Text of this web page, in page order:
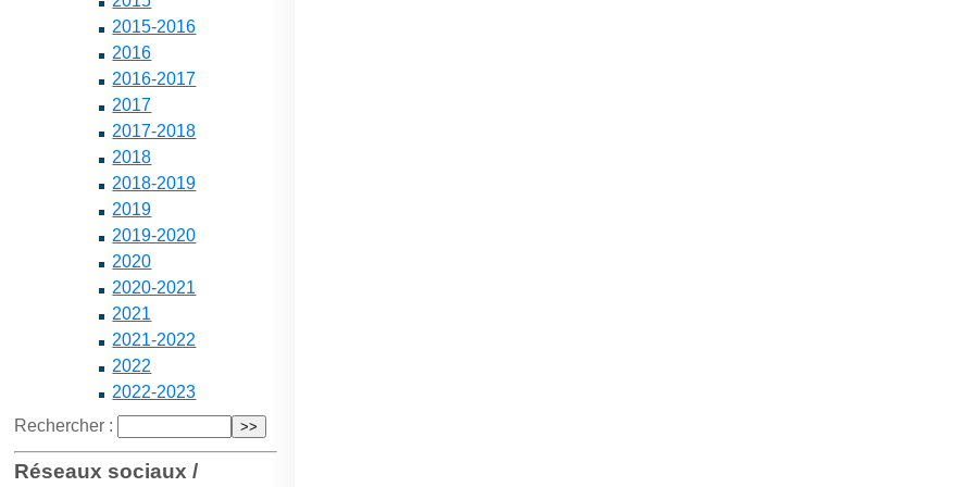
2015-2016
2016
2016-2017
2017
2017-2018
2018
2018-2019
2019
2019-2020
2020
2020-2021
2021
2021-2022
2022
2022-2023
Rechercher :
Réseaux sociaux /